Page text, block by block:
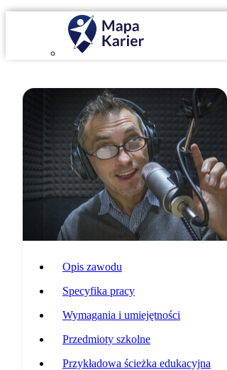
Opis zawodu
Specyfika pracy
Wymagania i umiejętności
Przedmioty szkolne
Przykładowa ścieżka edukacyjna